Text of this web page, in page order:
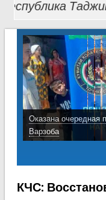
Оказана очередная
Варзоба
КЧС: